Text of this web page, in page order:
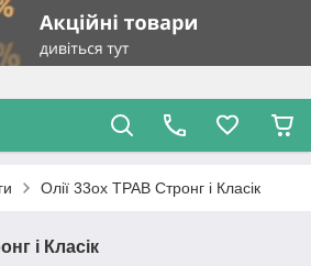
Олії 33ох ТРАВ Стронг і Класік
і Класік